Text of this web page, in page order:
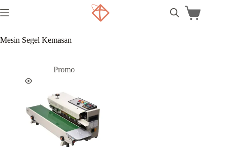
Mesin Segel Kemasan
Promo